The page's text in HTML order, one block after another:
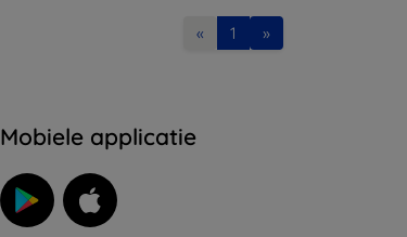
« 1 »
Mobiele applicatie